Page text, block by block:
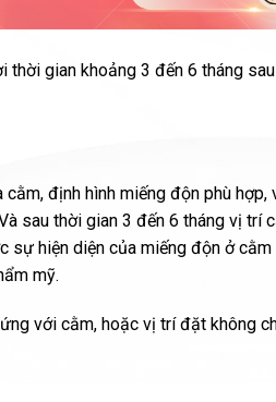
gian khoảng 3 đến 6 tháng
định hình miếng độn phù
sau thời gian 3 đến 6 tháng vị trí
hiện diện của miếng độn ở
mỹ.
với cằm, hoặc vị trí đặt không